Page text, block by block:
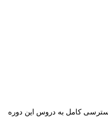
کامل به دروس این دوره